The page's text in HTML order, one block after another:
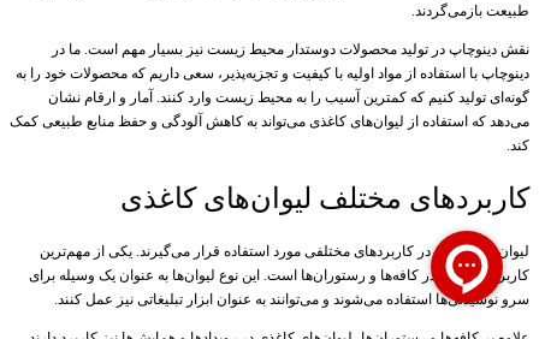
طبیعت بازمی‌گردند.
نقش دینوچاپ در تولید محصولات دوستدار محیط زیست نیز بسیار مهم است. ما در
دینوچاپ با استفاده از مواد اولیه با کیفیت و تجزیه‌پذیر، سعی داریم که محصولات خود را به
گونه‌ای تولید کنیم که کمترین آسیب را به محیط زیست وارد کنند. آمار و ارقام نشان
می‌دهد که استفاده از لیوان‌های کاغذی می‌تواند به کاهش آلودگی و حفظ منابع طبیعی کمک
کند.
کاربردهای مختلف لیوان‌های کاغذی
لیوان‌های کاغذی در کاربردهای مختلفی مورد استفاده قرار می‌گیرند. یکی از مهم‌ترین
کاربردهای آن‌ها در کافه‌ها و رستوران‌ها است. این نوع لیوان‌ها به عنوان یک وسیله برای
سرو نوشیدنی‌ها استفاده می‌شوند و می‌توانند به عنوان ابزار تبلیغاتی نیز عمل کنند.